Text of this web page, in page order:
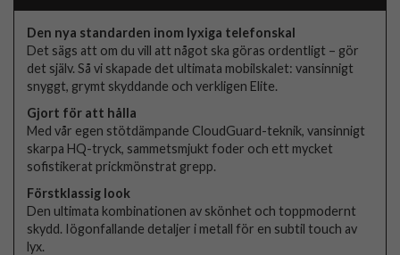
Den nya standarden inom lyxiga telefonskal
Det sägs att om du vill att något ska göras ordentligt – gör
det själv. Så vi skapade det ultimata mobilskalet: vansinnigt
snyggt, grymt skyddande och verkligen Elite.
Gjort för att hålla
Med vår egen stötdämpande CloudGuard-teknik, vansinnigt
skarpa HQ-tryck, sammetsmjukt foder och ett mycket
sofistikerat prickmönstrat grepp.
Förstklassig look
Den ultimata kombinationen av skönhet och toppmodernt
skydd. Iögonfallande detaljer i metall för en subtil touch av
lyx.